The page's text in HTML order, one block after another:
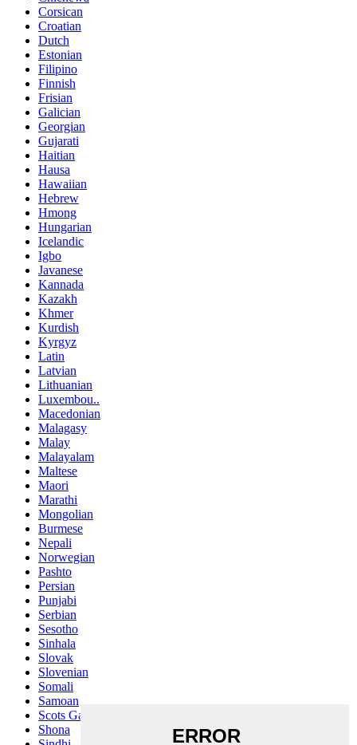
Corsican
Croatian
Dutch
Estonian
Filipino
Finnish
Frisian
Galician
Georgian
Gujarati
Haitian
Hausa
Hawaiian
Hebrew
Hmong
Hungarian
Icelandic
Igbo
Javanese
Kannada
Kazakh
Khmer
Kurdish
Kyrgyz
Latin
Latvian
Lithuanian
Luxembou..
Macedonian
Malagasy
Malay
Malayalam
Maltese
Maori
Marathi
Mongolian
Burmese
Nepali
Norwegian
Pashto
Persian
Punjabi
Serbian
Sesotho
Sinhala
Slovak
Slovenian
Somali
Samoan
Scots Gaelic
Shona